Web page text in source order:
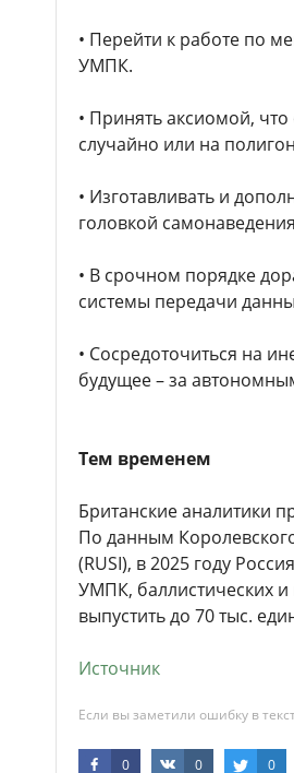
• Перейти к работе по
УМПК.
• Принять аксиомой,
случайно или на
• Изготавливать и
головкой
• В срочном порядке
системы передачи
• Сосредоточиться на
будущее – за
Тем временем
Британские аналитики
По данным
(RUSI), в 2025 году
УМПК, баллистических и
выпустить до 70 тыс.
Источник
Если вы заметили ошибку в
0 0 0